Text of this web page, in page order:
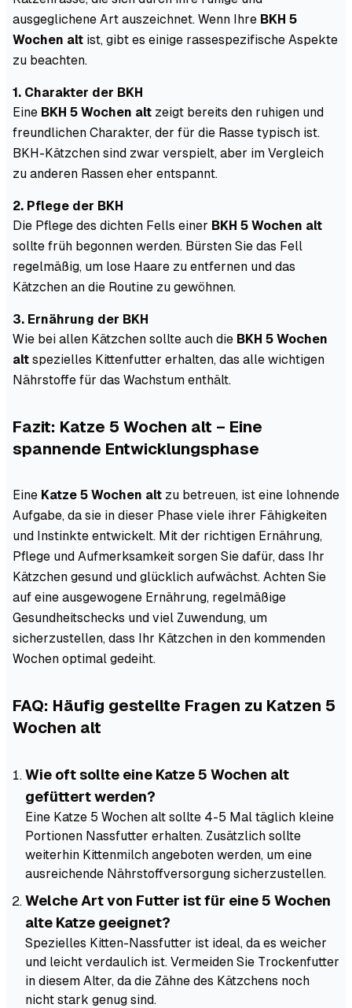
ausgeglichene Art auszeichnet. Wenn Ihre BKH 5
Wochen alt ist, gibt es einige rassespezifische Aspekte
zu beachten.
1. Charakter der BKH
Eine BKH 5 Wochen alt zeigt bereits den ruhigen und
freundlichen Charakter, der für die Rasse typisch ist.
BKH-Kätzchen sind zwar verspielt, aber im Vergleich
zu anderen Rassen eher entspannt.
2. Pflege der BKH
Die Pflege des dichten Fells einer BKH 5 Wochen alt
sollte früh begonnen werden. Bürsten Sie das Fell
regelmäßig, um lose Haare zu entfernen und das
Kätzchen an die Routine zu gewöhnen.
3. Ernährung der BKH
Wie bei allen Kätzchen sollte auch die BKH 5 Wochen
alt spezielles Kittenfutter erhalten, das alle wichtigen
Nährstoffe für das Wachstum enthält.
Fazit: Katze 5 Wochen alt – Eine
spannende Entwicklungsphase
Eine Katze 5 Wochen alt zu betreuen, ist eine lohnende
Aufgabe, da sie in dieser Phase viele ihrer Fähigkeiten
und Instinkte entwickelt. Mit der richtigen Ernährung,
Pflege und Aufmerksamkeit sorgen Sie dafür, dass Ihr
Kätzchen gesund und glücklich aufwächst. Achten Sie
auf eine ausgewogene Ernährung, regelmäßige
Gesundheitschecks und viel Zuwendung, um
sicherzustellen, dass Ihr Kätzchen in den kommenden
Wochen optimal gedeiht.
FAQ: Häufig gestellte Fragen zu Katzen 5
Wochen alt
Wie oft sollte eine Katze 5 Wochen alt
gefüttert werden?
Eine Katze 5 Wochen alt sollte 4-5 Mal täglich kleine
Portionen Nassfutter erhalten. Zusätzlich sollte
weiterhin Kittenmilch angeboten werden, um eine
ausreichende Nährstoffversorgung sicherzustellen.
Welche Art von Futter ist für eine 5 Wochen
alte Katze geeignet?
Spezielles Kitten-Nassfutter ist ideal, da es weicher
und leicht verdaulich ist. Vermeiden Sie Trockenfutter
in diesem Alter, da die Zähne des Kätzchens noch
nicht stark genug sind.